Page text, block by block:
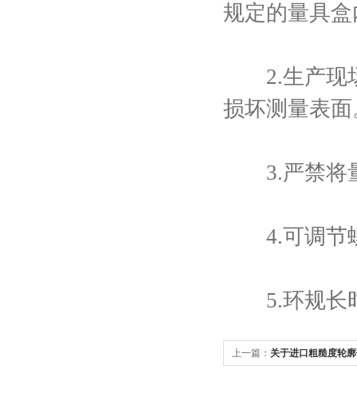
规定的量具
2.生产现场
损坏测量表面
3.严禁将量
4.可调节螺
5.环规长时
上一篇： 关于进口粗糙度轮